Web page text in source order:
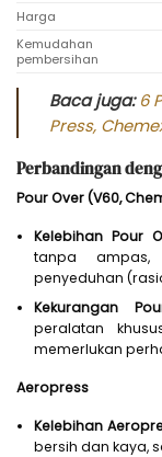
Harga
Kemudahan
pembersihan
Baca juga:6
Press,
Perbandingan
Pour Over (V60,
Kelebihan Pour
tanpa ampas,
penyeduhan
Kekurangan
peralatan
memerlukan
Aeropress
Kelebihan
bersih dan kaya,